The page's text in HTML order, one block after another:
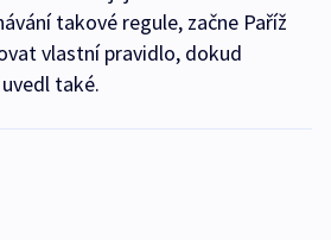
takové regule, začne Paříž
vlastní pravidlo, dokud
také.